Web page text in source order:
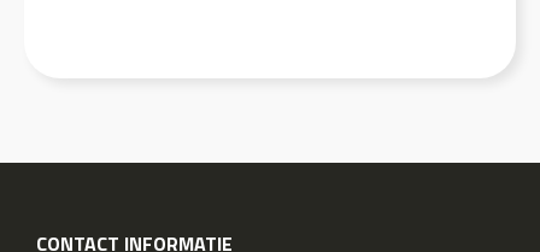
CONTACT INFORMATIE